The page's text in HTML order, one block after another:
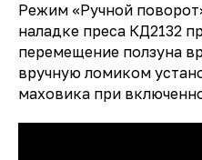
Режим «Ручной
наладке преса КД2132
перемещение ползуна
вручную ломиком
маховика при